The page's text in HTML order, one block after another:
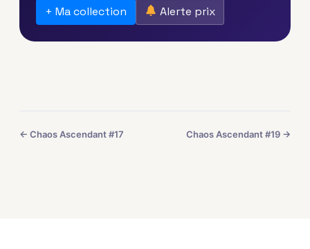
+ Ma collection Alerte prix
← Chaos Ascendant #17 Chaos Ascendant #19 →